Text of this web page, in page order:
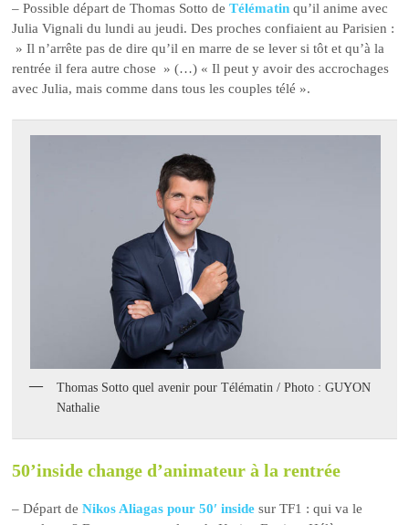
– Possible départ de Thomas Sotto deTélématin qu’il anime avec
Julia Vignali du lundi au jeudi. Des proches confiaient au Parisien :
» Il n’arrête pas de dire qu’il en marre de se lever si tôt et qu’à la
rentrée il fera autre chose » (…) « Il peut y avoir des accrochages
avec Julia, mais comme dans tous les couples télé ».
Thomas Sotto quel avenir pour Télématin / Photo : GUYON
Nathalie
50’inside change d’animateur à la rentrée
– Départ deNikos Aliagas pour 50′ inside sur TF1 : qui va le